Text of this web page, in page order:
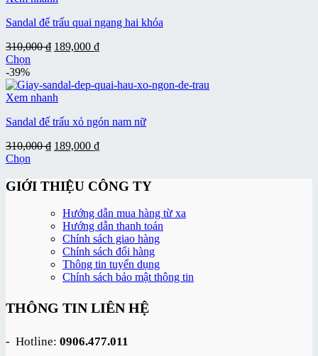
được
trên
trang
sản
phẩm
nhiều
thể.
Các
tùy
chọn
có
được
trên
trang
phẩm
Sandal đế trấu quai ngang hai khóa
310,000₫ Giá
310,000 ₫.
189,000 ₫Giá
là:
Chọn
Sản
phẩm
này
nhiều
thể.
Các
chọn
-39%
Xem nhanh
Sandal đế trấu xỏ ngón nam nữ
310,000₫ Giá
310,000 ₫.
189,000 ₫Giá
là:
Chọn
phẩm
thể
chọn
trên
GIỚI THIỆU CÔNG TY
Hướng dẫn mua hàng từ xa
Hướng dẫn thanh toán
Chính sách giao hàng
Chính sách đổi hàng
Thông tin tuyển dụng
Chính sách bảo mật thông tin
THÔNG TIN LIÊN HỆ
- Hotline: 0906.477.011